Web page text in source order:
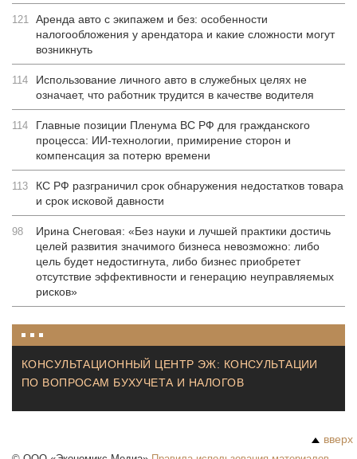
121 Аренда авто с экипажем и без: особенности
налогообложения у арендатора и какие сложности могут
возникнуть
114
Использование личного авто в служебных целях не
означает, что работник трудится в качестве водителя
114
Главные позиции Пленума ВС РФ для гражданского
процесса: ИИ-технологии, примирение сторон и
компенсация за потерю времени
113
КС РФ разграничил срок обнаружения недостатков товара
и срок исковой давности
98
Ирина Снеговая: «Без науки и лучшей практики достичь
целей развития значимого бизнеса невозможно: либо
цель будет недостигнута, либо бизнес приобретет
отсутствие эффективности и генерацию неуправляемых
рисков»
КОНСУЛЬТАЦИОННЫЙ ЦЕНТР ЭЖ: КОНСУЛЬТАЦИИ
ПО ВОПРОСАМ БУХУЧЕТА И НАЛОГОВ
вверх